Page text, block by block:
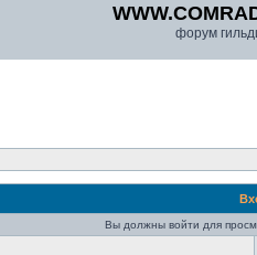
форум
Вы должны войти для